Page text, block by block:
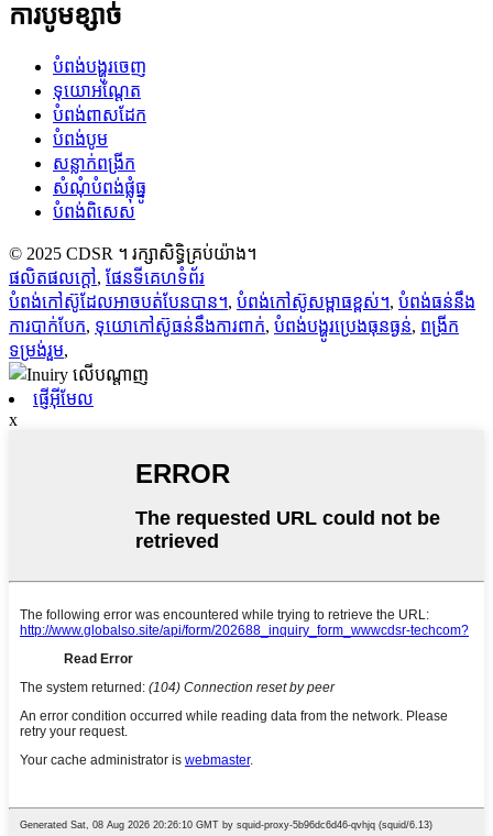
ការបូមខ្សាច់
បំពង់បង្ហូរចេញ
ទុយោអណ្តែត
បំពង់ពាសដែក
បំពង់បូម
សន្លាក់ពង្រីក
សំណុំបំពង់ផ្លុំធ្នូ
បំពង់ពិសេស
© 2025 CDSR ។ រក្សាសិទ្ធិគ្រប់យ៉ាង។
ផលិតផលក្តៅ, ផែនទីគេហទំព័រ
បំពង់កៅស៊ូដែលអាចបត់បែនបាន។, បំពង់កៅស៊ូសម្ពាធខ្ពស់។, បំពង់ធន់នឹង
ការបាក់បែក, ទុយោកៅស៊ូធន់នឹងការពាក់, បំពង់បង្ហូរប្រេងធុនធ្ងន់, ពង្រីក
ទម្រង់រួម,
ផ្ញើអ៊ីមែល
x